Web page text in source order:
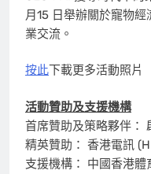
月15 日舉辦關於寵物
業交流。
按此下載更多活動照片
活動贊助及支援機構
首席贊助及策略夥伴：
精英贊助： 香港電訊
支援機構： 中國香港